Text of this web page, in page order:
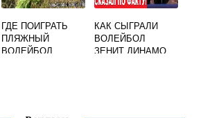
ГДЕ ПОИГРАТЬ
ПЛЯЖНЫЙ
ВОЛЕЙБОЛ
КАК СЫГРАЛИ
ВОЛЕЙБОЛ
ЗЕНИТ ДИНАМО